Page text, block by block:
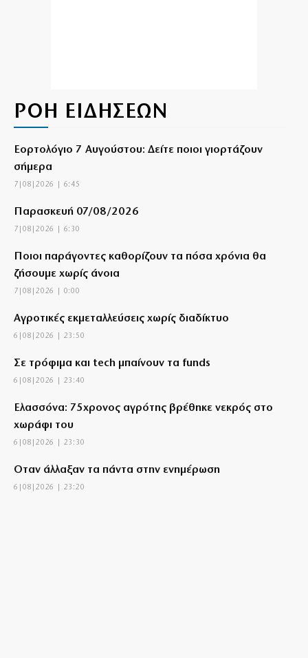
ΡΟΗ ΕΙΔΗΣΕΩΝ
Εορτολόγιο 7 Αυγούστου: Δείτε ποιοι γιορτάζουν
σήμερα
7|08|2026 | 6:45
Παρασκευή 07/08/2026
7|08|2026 | 6:30
Ποιοι παράγοντες καθορίζουν τα πόσα χρόνια θα
ζήσουμε χωρίς άνοια
7|08|2026 | 0:00
Αγροτικές εκμεταλλεύσεις χωρίς διαδίκτυο
6|08|2026 | 23:50
Σε τρόφιμα και tech μπαίνουν τα funds
6|08|2026 | 23:40
Ελασσόνα: 75χρονος αγρότης βρέθηκε νεκρός στο
χωράφι του
6|08|2026 | 23:30
Όταν άλλαξαν τα πάντα στην ενημέρωση
6|08|2026 | 23:20